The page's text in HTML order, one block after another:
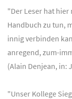
"Der Leser hat
Handbuch zu tun,
innig verbinden
anregend, zum-
(Alain Denjean, in:
"Unser Kollege